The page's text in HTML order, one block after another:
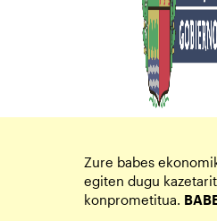
Zure babes
egiten dugu
konprometitua.